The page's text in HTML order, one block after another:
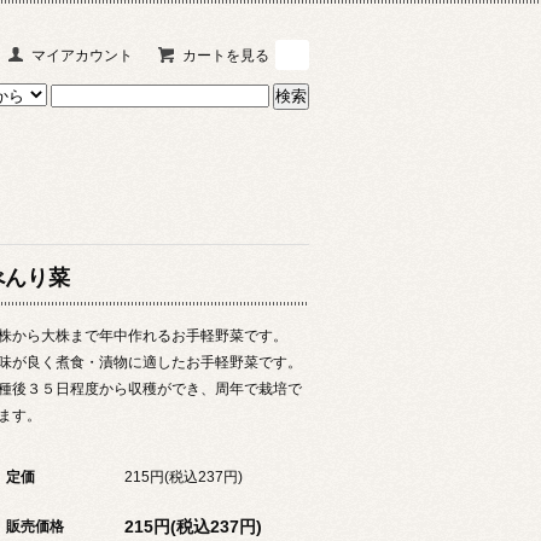
マイアカウント カートを見る
り菜
から大株まで年中作れるお手軽野菜です。
が良く煮食・漬物に適したお手軽野菜です。
後３５日程度から収穫ができ、周年で栽培で
す。
定価 215円(税込237円)
販売価格 215円(税込237円)